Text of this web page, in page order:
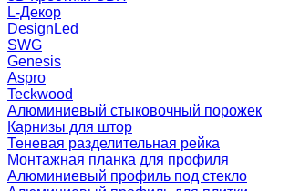
L-Декор
DesignLed
SWG
Genesis
Aspro
Teckwood
Алюминиевый стыковочный порожек
Карнизы для штор
Теневая разделительная рейка
Монтажная планка для профиля
Алюминиевый профиль под стекло